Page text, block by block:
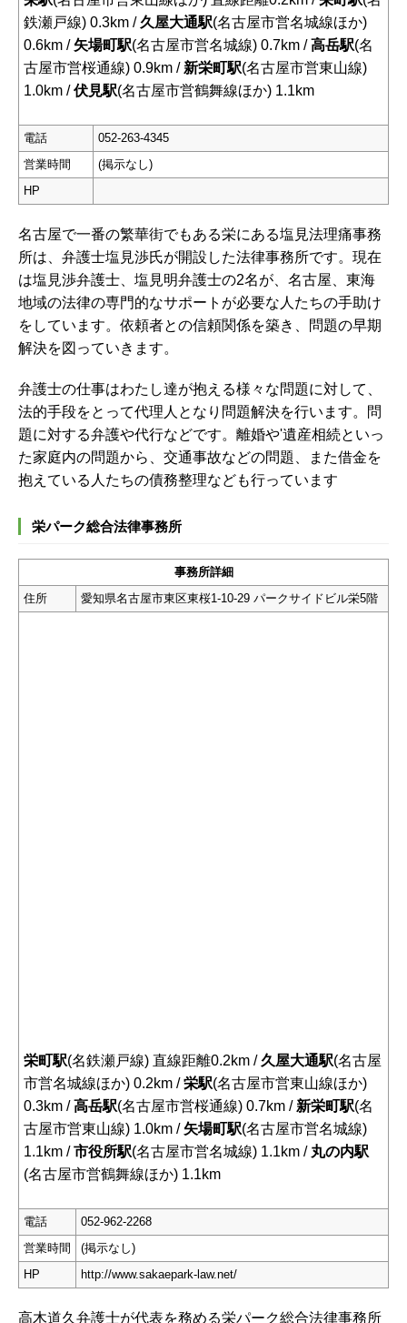
鉄瀬戸線) 0.3km /久屋大通駅(名古屋市営名城線ほか)
0.6km / 矢場町駅(名古屋市営名城線) 0.7km /高岳駅(名
古屋市営桜通線) 0.9km / 新栄町駅(名古屋市営東山線)
1.0km /伏見駅(名古屋市営鶴舞線ほか) 1.1km
電話
052-263-4345
営業時間
(掲示なし)
HP
名古屋で一番の繁華街でもある栄にある塩見法理痛事務
所は、弁護士塩見渉氏が開設した法律事務所です。現在
は塩見渉弁護士、塩見明弁護士の2名が、名古屋、東海
地域の法律の専門的なサポートが必要な人たちの手助け
をしています。依頼者との信頼関係を築き、問題の早期
解決を図っていきます。
弁護士の仕事はわたし達が抱える様々な問題に対して、
法的手段をとって代理人となり問題解決を行います。問
題に対する弁護や代行などです。離婚や'遺産相続といっ
た家庭内の問題から、交通事故などの問題、また借金を
抱えている人たちの債務整理なども行っています
栄パーク総合法律事務所
事務所詳細
住所
愛知県名古屋市東区東桜1-10-29 パークサイドビル栄5階
栄町駅(名鉄瀬戸線) 直線距離0.2km /久屋大通駅(名古屋
市営名城線ほか) 0.2km /栄駅(名古屋市営東山線ほか)
0.3km /高岳駅(名古屋市営桜通線) 0.7km / 新栄町駅(名
古屋市営東山線) 1.0km / 矢場町駅(名古屋市営名城線)
1.1km /市役所駅(名古屋市営名城線) 1.1km / 丸の内駅
(名古屋市営鶴舞線ほか) 1.1km
電話
052-962-2268
営業時間
(掲示なし)
HP
http://www.sakaepark-law.net/
高木道久弁護士が代表を務める栄パーク総合法律事務所